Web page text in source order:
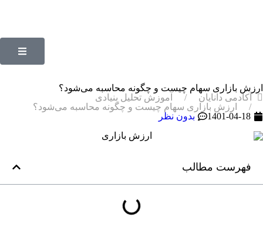
ارزش بازاری سهام چیست و چگونه محاسبه می‌شود؟
آکادمی دانایان
آموزش تحلیل بنیادی
ارزش بازاری سهام چیست و چگونه محاسبه می‌شود؟
1401-04-18
بدون نظر
فهرست مطالب